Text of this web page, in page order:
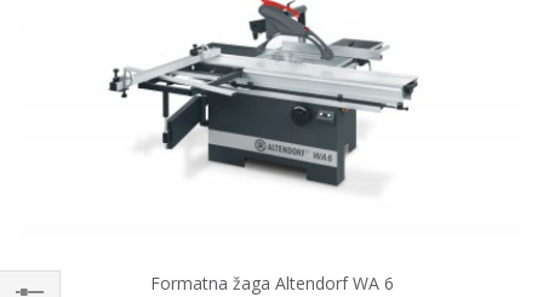
Formatna žaga Altendorf WA 6